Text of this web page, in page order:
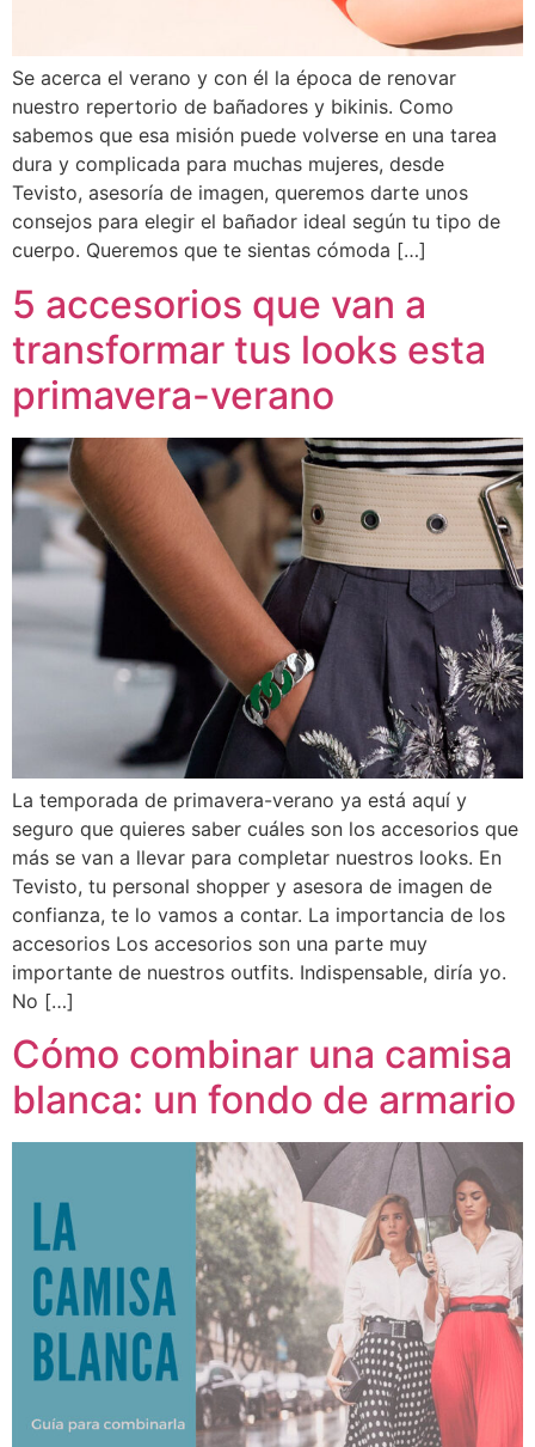
Se acerca el verano y con él la época de renovar
nuestro repertorio de bañadores y bikinis. Como
sabemos que esa misión puede volverse en una tarea
dura y complicada para muchas mujeres, desde
Tevisto, asesoría de imagen, queremos darte unos
consejos para elegir el bañador ideal según tu tipo de
cuerpo. Queremos que te sientas cómoda […]
5 accesorios que van a
transformar tus looks esta
primavera-verano
La temporada de primavera-verano ya está aquí y
seguro que quieres saber cuáles son los accesorios que
más se van a llevar para completar nuestros looks. En
Tevisto, tu personal shopper y asesora de imagen de
confianza, te lo vamos a contar. La importancia de los
accesorios Los accesorios son una parte muy
importante de nuestros outfits. Indispensable, diría yo.
No […]
Cómo combinar una camisa
blanca: un fondo de armario